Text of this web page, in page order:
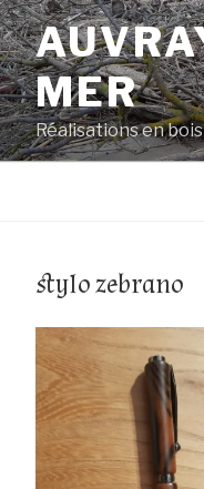
Aller
au
contenu
principalMER
Réalisations en
stylo zebrano